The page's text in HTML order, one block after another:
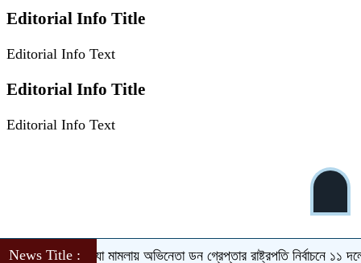
News Title :
সালমান শাহ হত্যা মামলায় অভিনেতা ডন গ্রেপ্তাররাষ্ট্রপতি নির্বাচনে ১১ দলের
Editorial Info Title
Editorial Info Text
Editorial Info Title
Editorial Info Text